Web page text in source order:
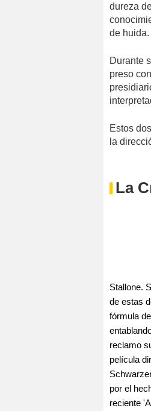
dureza
de huida.
Durante
preso
Estos
la
La
Stallone.
de estas
fórmula
reclamo
película
por el
reciente